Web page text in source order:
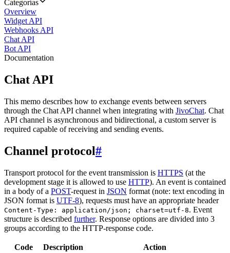
Categorías
Overview
Widget API
Webhooks API
Chat API
Bot API
Documentation
Chat API
This memo describes how to exchange events between servers
through the Chat API channel when integrating with JivoChat. Chat
API channel is asynchronous and bidirectional, a custom server is
required capable of receiving and sending events.
Channel protocol#
Transport protocol for the event transmission is HTTPS (at the
development stage it is allowed to use HTTP). An event is contained
in a body of a POST-request in JSON format (note: text encoding in
JSON format is UTF-8), requests must have an appropriate header
Content-Type: application/json; charset=utf-8. Event
structure is described further. Response options are divided into 3
groups according to the HTTP-response code.
Code Description Action